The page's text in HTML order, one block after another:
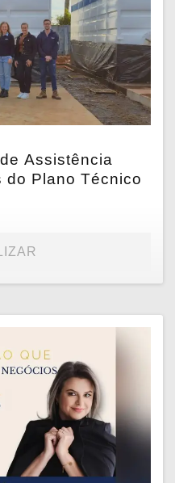
Assistência
do Plano Técnico